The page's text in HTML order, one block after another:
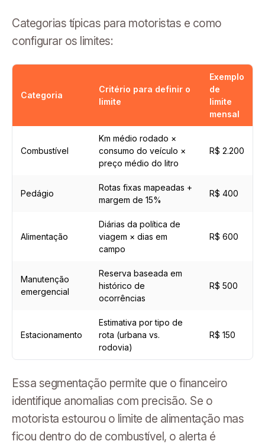
Categorias típicas para motoristas e como
configurar os limites:
Categoria
Critério para definir o
limite
Exemplo
de
limite
mensal
Combustível
Km médio rodado ×
consumo do veículo ×
preço médio do litro
R$ 2.200
Pedágio
Rotas fixas mapeadas +
margem de 15%
R$ 400
Alimentação
Diárias da política de
viagem × dias em
campo
R$ 600
Manutenção
emergencial
Reserva baseada em
histórico de
ocorrências
R$ 500
Estacionamento
Estimativa por tipo de
rota (urbana vs.
rodovia)
R$ 150
Essa segmentação permite que o financeiro
identifique anomalias com precisão. Se o
motorista estourou o limite de alimentação mas
ficou dentro do de combustível, o alerta é